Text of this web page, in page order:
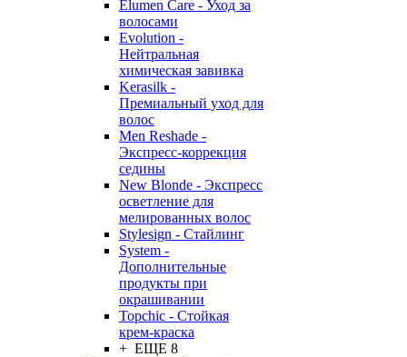
Elumen Care - Уход за
волосами
Evolution -
Нейтральная
химическая завивка
Kerasilk -
Премиальный уход для
волос
Men Reshade -
Экспресс-коррекция
седины
New Blonde - Экспресс
осветление для
мелированных волос
Stylesign - Стайлинг
System -
Дополнительные
продукты при
окрашивании
Topchic - Стойкая
крем-краска
+ ЕЩЕ 8